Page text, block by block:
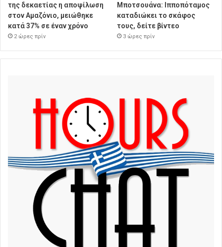
της δεκαετίας η αποψίλωση
στον Αμαζόνιο, μειώθηκε
κατά 37% σε έναν χρόνο
2 ώρες πρίν
Μποτσουάνα: Ιπποπόταμος
καταδιώκει το σκάφος
τους, δείτε βίντεο
3 ώρες πρίν